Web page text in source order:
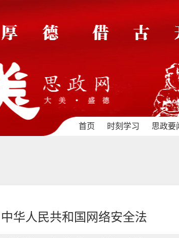
首页 时刻学习 思政要
中华人民共和国网络安全法